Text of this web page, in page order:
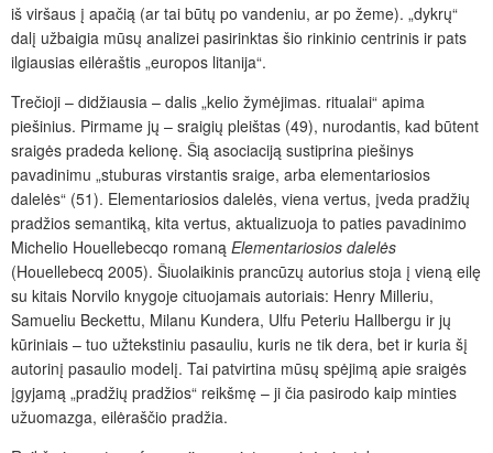
iš viršaus į apačią (ar tai būtų po vandeniu, ar po žeme). „dykrų“
dalį užbaigia mūsų analizei pasirinktas šio rinkinio centrinis ir pats
ilgiausias eilėraštis „europos litanija“.
Trečioji – didžiausia – dalis „kelio žymėjimas. ritualai“ apima
piešinius. Pirmame jų – sraigių pleištas (49), nurodantis, kad būtent
sraigės pradeda kelionę. Šią asociaciją sustiprina piešinys
pavadinimu „stuburas virstantis sraige, arba elementariosios
dalelės“ (51). Elementariosios dalelės, viena vertus, įveda pradžių
pradžios semantiką, kita vertus, aktualizuoja to paties pavadinimo
Michelio Houellebecqo romaną Elementariosios dalelės
(Houellebecq 2005). Šiuolaikinis prancūzų autorius stoja į vieną eilę
su kitais Norvilo knygoje cituojamais autoriais: Henry Milleriu,
Samueliu Beckettu, Milanu Kundera, Ulfu Peteriu Hallbergu ir jų
kūriniais – tuo užtekstiniu pasauliu, kuris ne tik dera, bet ir kuria šį
autorinį pasaulio modelį. Tai patvirtina mūsų spėjimą apie sraigės
įgyjamą „pradžių pradžios“ reikšmę – ji čia pasirodo kaip minties
užuomazga, eilėraščio pradžia.